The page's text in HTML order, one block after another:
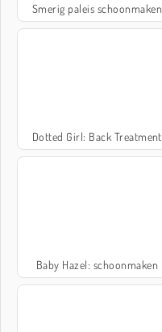
Smerig paleis schoonmaken
Dotted Girl: Back Treatment
Baby Hazel: schoonmaken